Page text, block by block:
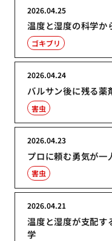
温度と湿度の科学か
2026.04.25
ゴキブリ
バルサン後に残る薬
2026.04.24
害虫
プロに頼む勇気が一
2026.04.23
害虫
温度と湿度が支配す
学
2026.04.21